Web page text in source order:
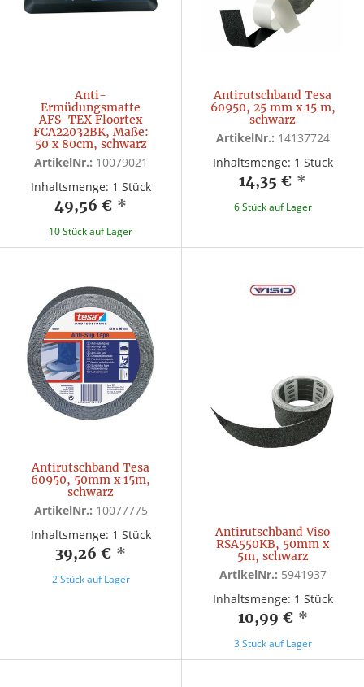
Anti-
Ermüdungsmatte
AFS-TEX Floortex
FCA22032BK, Maße:
50 x 80cm, schwarz
ArtikelNr.: 10079021
Inhaltsmenge: 1 Stück
49,56 € *
10 Stück auf Lager
Antirutschband Tesa
60950, 25 mm x 15 m,
schwarz
ArtikelNr.: 14137724
Inhaltsmenge: 1 Stück
14,35 € *
6 Stück auf Lager
Antirutschband Tesa
60950, 50mm x 15m,
schwarz
ArtikelNr.: 10077775
Inhaltsmenge: 1 Stück
39,26 € *
2 Stück auf Lager
Antirutschband Viso
RSA550KB, 50mm x
5m, schwarz
ArtikelNr.: 5941937
Inhaltsmenge: 1 Stück
10,99 € *
3 Stück auf Lager